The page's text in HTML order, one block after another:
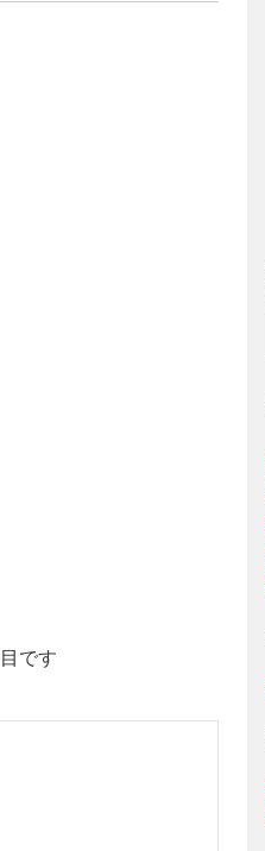
です